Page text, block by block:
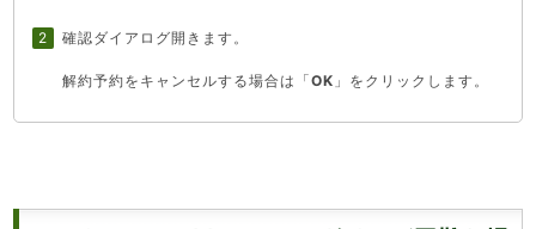
確認ダイアログ開きます。
解約予約をキャンセルする場合は「OK 」をクリックします。